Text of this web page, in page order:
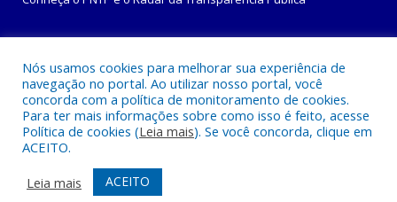
Todos os direitos reservados a Prefeitura Municipal de
Maracanã.
Mapa do Site
Acessar Webmail
Nós usamos cookies para melhorar sua experiência de
navegação no portal. Ao utilizar nosso portal, você
concorda com a política de monitoramento de cookies.
Para ter mais informações sobre como isso é feito, acesse
Política de cookies (Leia mais). Se você concorda, clique em
ACEITO.
Leia mais
ACEITO